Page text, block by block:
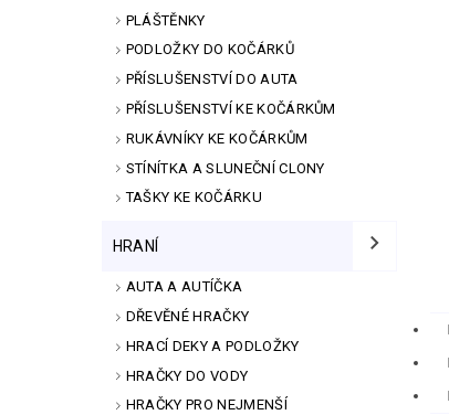
PLÁŠTĚNKY
PODLOŽKY DO KOČÁRKŮ
PŘÍSLUŠENSTVÍ DO AUTA
PŘÍSLUŠENSTVÍ KE KOČÁRKŮM
RUKÁVNÍKY KE KOČÁRKŮM
STÍNÍTKA A SLUNEČNÍ CLONY
TAŠKY KE KOČÁRKU
HRANÍ
AUTA A AUTÍČKA
DŘEVĚNÉ HRAČKY
HRACÍ DEKY A PODLOŽKY
HRAČKY DO VODY
HRAČKY PRO NEJMENŠÍ